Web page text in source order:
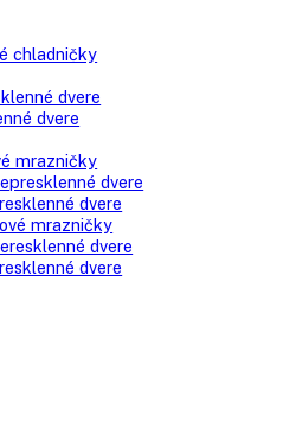
na víno
chladničky
dvere
dvere
mrazničky
mrazničky